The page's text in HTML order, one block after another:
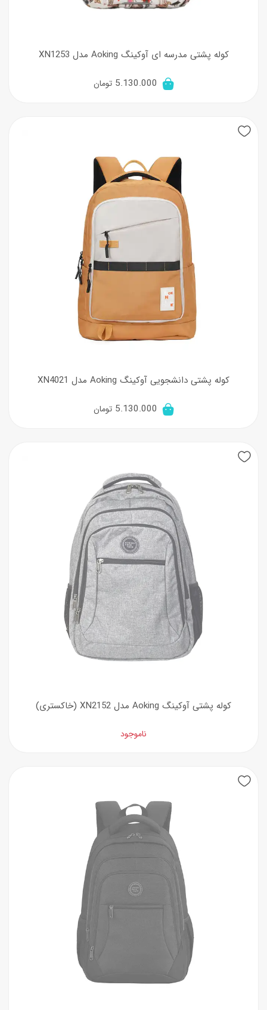
کوله پشتی مدرسه‌ ای آوکینگ Aoking مدل XN1253
5.130.000 تومان
کوله پشتی دانشجویی آوکینگ Aoking مدل XN4021
5.130.000 تومان
کوله پشتی آوکینگ Aoking مدل XN2152 (خاکستری)
ناموجود